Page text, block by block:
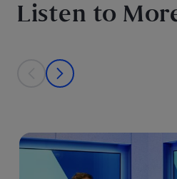
Listen to
This is a carousel with individual
prev
next